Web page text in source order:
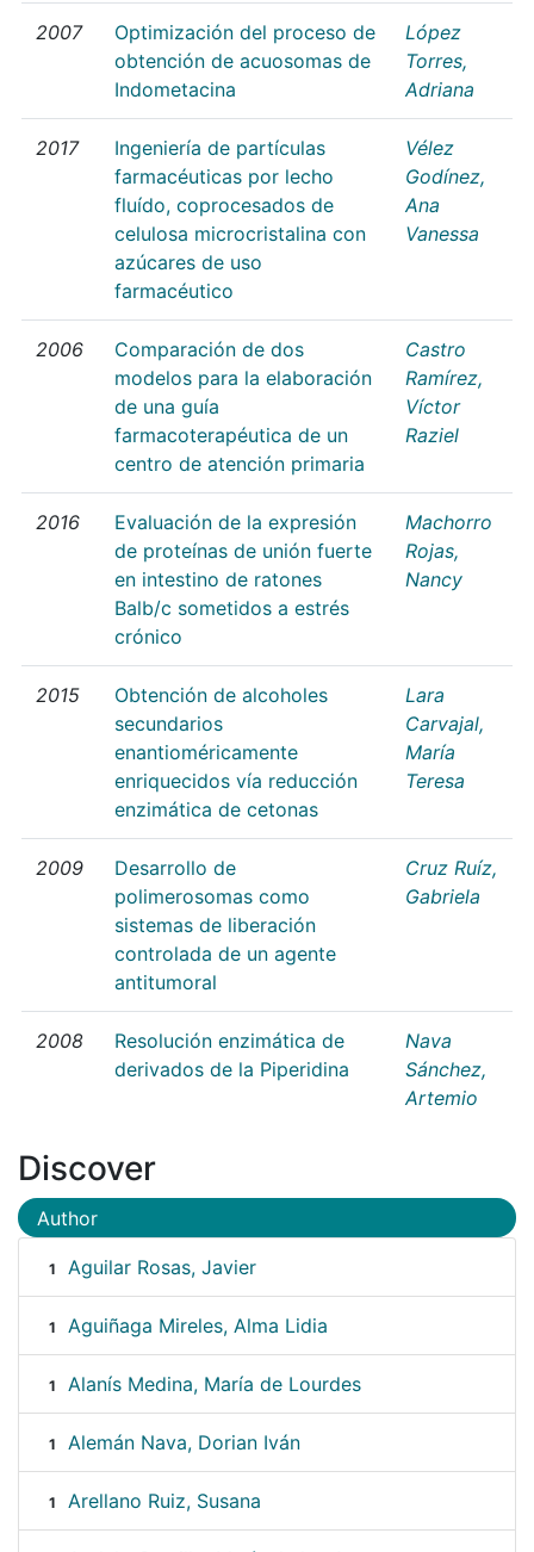
2007
Optimización del proceso de
obtención de acuosomas de
Indometacina
López
Torres,
Adriana
2017
Ingeniería de partículas
farmacéuticas por lecho
fluído, coprocesados de
celulosa microcristalina con
azúcares de uso
farmacéutico
Vélez
Godínez,
Ana
Vanessa
2006
Comparación de dos
modelos para la elaboración
de una guía
farmacoterapéutica de un
centro de atención primaria
Castro
Ramírez,
Víctor
Raziel
2016
Evaluación de la expresión
de proteínas de unión fuerte
en intestino de ratones
Balb/c sometidos a estrés
crónico
Machorro
Rojas,
Nancy
2015
Obtención de alcoholes
secundarios
enantioméricamente
enriquecidos vía reducción
enzimática de cetonas
Lara
Carvajal,
María
Teresa
2009
Desarrollo de
polimerosomas como
sistemas de liberación
controlada de un agente
antitumoral
Cruz Ruíz,
Gabriela
2008
Resolución enzimática de
derivados de la Piperidina
Nava
Sánchez,
Artemio
Discover
Author
1 Aguilar Rosas, Javier
1 Aguiñaga Mireles, Alma Lidia
1 Alanís Medina, María de Lourdes
1 Alemán Nava, Dorian Iván
1 Arellano Ruiz, Susana